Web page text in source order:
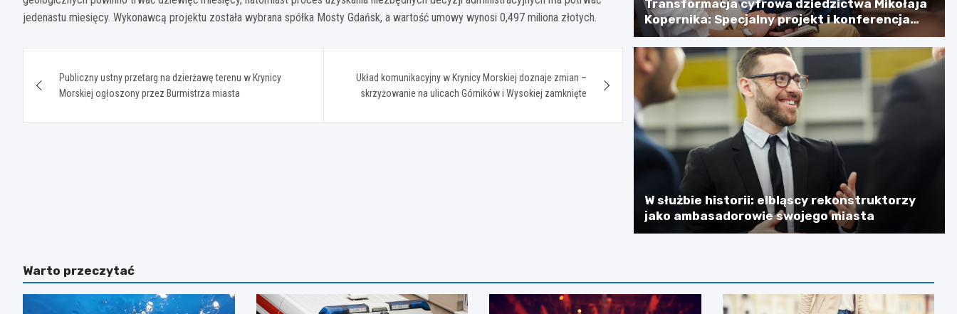
jedenastu miesięcy. Wykonawcą projektu została wybrana spółka Mosty Gdańsk, a wartość umowy wynosi 0,497 miliona złotych.
wpisuPubliczny ustny przetarg na dzierżawę terenu w Krynicy
Morskiej ogłoszony przez Burmistrza miasta
Układ komunikacyjny w Krynicy Morskiej doznaje zmian –
skrzyżowanie na ulicach Górników i Wysokiej zamknięte
Transformacja cyfrowa dziedzictwa Mikołaja
Kopernika: Specjalny projekt i konferencja
naukowa
W służbie historii: elbląscy rekonstruktorzy
jako ambasadorowie swojego miasta
Warto przeczytać